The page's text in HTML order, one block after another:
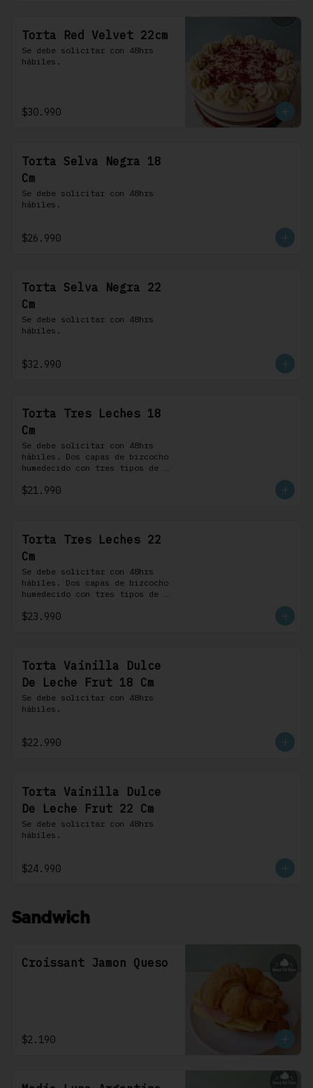
Torta Red Velvet 22cm
Se debe solicitar con 48hrs
hábiles.
$30.990
Torta Selva Negra 18
Cm
Se debe solicitar con 48hrs
hábiles.
$26.990
Torta Selva Negra 22
Cm
Se debe solicitar con 48hrs
hábiles.
$32.990
Torta Tres Leches 18
Cm
Se debe solicitar con 48hrs
hábiles. Dos capas de bizcocho
humedecido con tres tipos de
pastelera, cubierta con
$21.990
Torta Tres Leches 22
Cm
Se debe solicitar con 48hrs
hábiles. Dos capas de bizcocho
humedecido con tres tipos de
pastelera, cubierta con
$23.990
Torta Vainilla Dulce
De Leche Frut 18 Cm
Se debe solicitar con 48hrs
hábiles.
$22.990
Torta Vainilla Dulce
De Leche Frut 22 Cm
Se debe solicitar con 48hrs
hábiles.
$24.990
Sandwich
Croissant Jamon Queso
$2.190